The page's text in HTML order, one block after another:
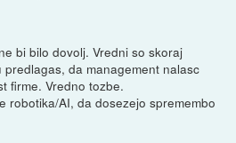
bi bilo dovolj. Vredni so skoraj
da management nalasc
firme. Vredno tozbe.
robotika/AI, da dosezejo spremembo